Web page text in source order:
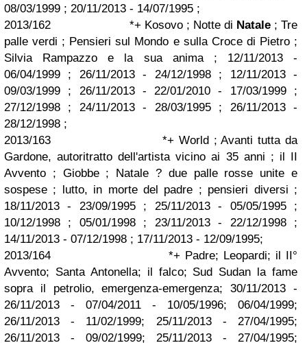
08/03/1999 ; 20/11/2013 - 14/07/1995 ;
2013/162 *+ Kosovo ; Notte di Natale ; Tre
palle verdi ; Pensieri sul Mondo e sulla Croce di Pietro ;
Silvia Rampazzo e la sua anima ; 12/11/2013 -
06/04/1999 ; 26/11/2013 - 24/12/1998 ; 12/11/2013 -
09/03/1999 ; 26/11/2013 - 22/01/2010 - 17/03/1999 ;
27/12/1998 ; 24/11/2013 - 28/03/1995 ; 26/11/2013 -
28/12/1998 ;
2013/163 *+ World ; Avanti tutta da
Gardone, autoritratto dell'artista vicino ai 35 anni ; il II
Avvento ; Giobbe ; Natale ? due palle rosse unite e
sospese ; lutto, in morte del padre ; pensieri diversi ;
18/11/2013 - 23/09/1995 ; 25/11/2013 - 05/05/1995 ;
10/12/1998 ; 05/01/1998 ; 23/11/2013 - 22/12/1998 ;
14/11/2013 - 07/12/1998 ; 17/11/2013 - 12/09/1995;
2013/164 *+ Padre; Leopardi; il II°
Avvento; Santa Antonella; il falco; Sud Sudan la fame
sopra il petrolio, emergenza-emergenza; 30/11/2013 -
26/11/2013 - 07/04/2011 - 10/05/1996; 06/04/1999;
26/11/2013 - 11/02/1999; 25/11/2013 - 27/04/1995;
26/11/2013 - 09/02/1999; 25/11/2013 - 27/04/1995;